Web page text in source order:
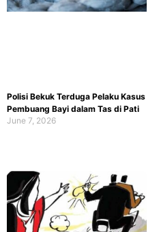
Polisi Bekuk Terduga Pelaku Kasus
Pembuang Bayi dalam Tas di Pati
June 7, 2026